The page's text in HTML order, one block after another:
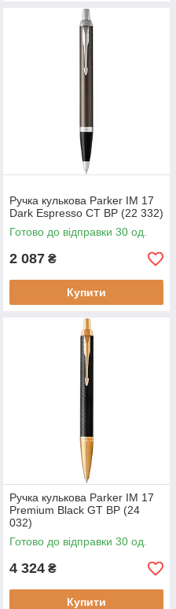
Ручка кулькова Parker IM 17
Dark Espresso CT BP (22 332)
Готово до відправки 30 од.
2 087 ₴
Купити
Ручка кулькова Parker IM 17
Premium Black GT BP (24
032)
Готово до відправки 30 од.
4 324 ₴
Купити